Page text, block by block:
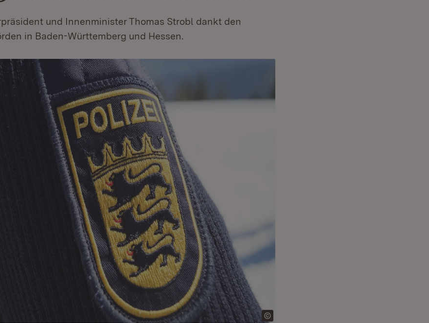
und Innenminister Thomas Strobl dankt den
in Baden-Württemberg und Hessen.